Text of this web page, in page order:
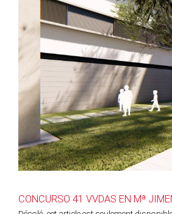
CONCURSO 41 VVDAS EN Mª